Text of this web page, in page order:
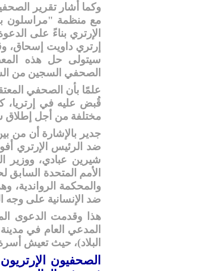
وكما أشار تقرير
مع منظمة "مراسلون
الإرتري بناءً على
إرتري داويت إسحاق،
سيتولى حل هذه
الصحفي السجين من
مختلفة من أجل إطلاق
جدير بالإشارة أن من
ضد الرئيس الإرتري
شيرين عبادي، ووزير
الأمم المتحدة
والمحكمة الرواندية،
ضد الإنسانية على وجه
المدعي العام في
البلاد)، حيث تعيش
الصحفيون